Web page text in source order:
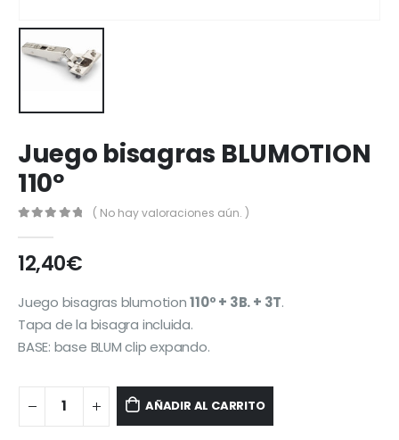
Juego bisagras BLUMOTION
110º
( No hay valoraciones aún. )
12,40€
Juego bisagras blumotion110º + 3B. + 3T.
Tapa de la bisagra incluida.
BASE: base BLUM clip expando.
AÑADIR AL CARRITO